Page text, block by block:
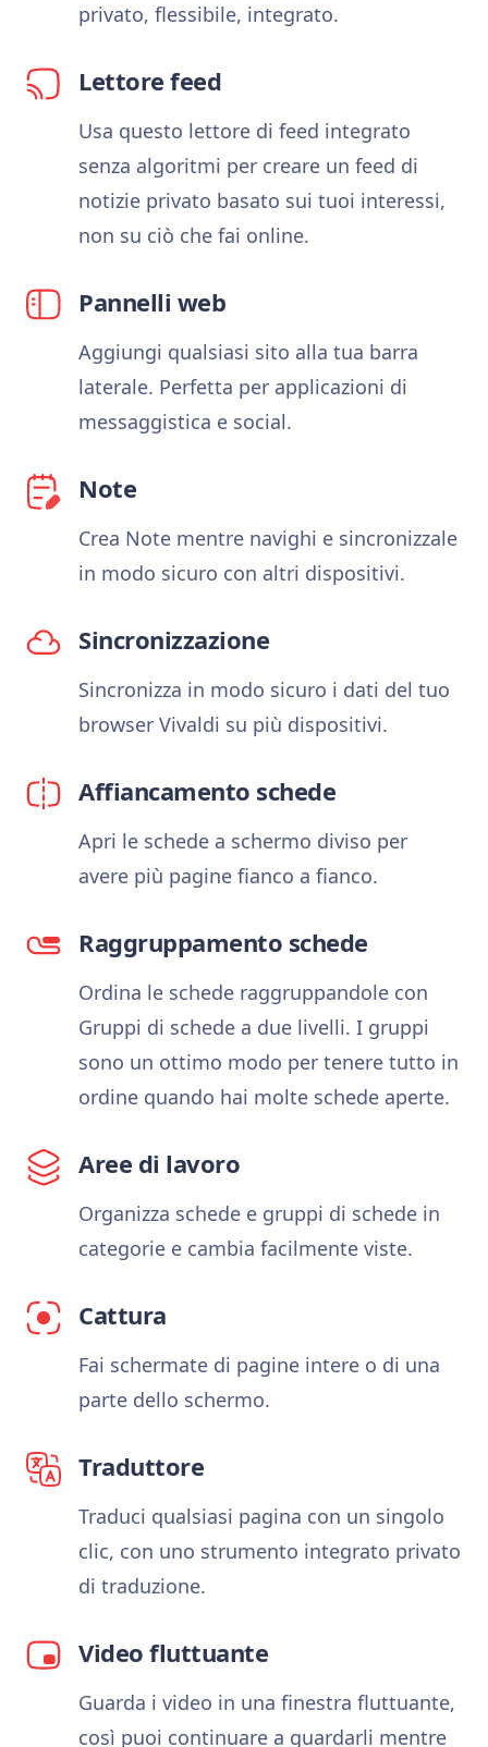
privato, flessibile, integrato.
Lettore feed
Usa questo lettore di feed integrato
senza algoritmi per creare un feed di
notizie privato basato sui tuoi interessi,
non su ciò che fai online.
Pannelli web
Aggiungi qualsiasi sito alla tua barra
laterale. Perfetta per applicazioni di
messaggistica e social.
Note
Crea Note mentre navighi e sincronizzale
in modo sicuro con altri dispositivi.
Sincronizzazione
Sincronizza in modo sicuro i dati del tuo
browser Vivaldi su più dispositivi.
Affiancamento schede
Apri le schede a schermo diviso per
avere più pagine fianco a fianco.
Raggruppamento schede
Ordina le schede raggruppandole con
Gruppi di schede a due livelli. I gruppi
sono un ottimo modo per tenere tutto in
ordine quando hai molte schede aperte.
Aree di lavoro
Organizza schede e gruppi di schede in
categorie e cambia facilmente viste.
Cattura
Fai schermate di pagine intere o di una
parte dello schermo.
Traduttore
Traduci qualsiasi pagina con un singolo
clic, con uno strumento integrato privato
di traduzione.
Video fluttuante
Guarda i video in una finestra fluttuante,
così puoi continuare a guardarli mentre